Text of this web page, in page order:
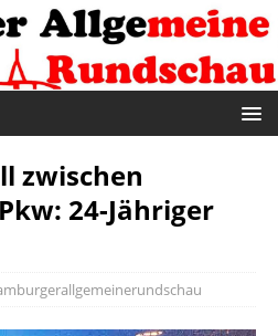
zwischen
24-Jähriger